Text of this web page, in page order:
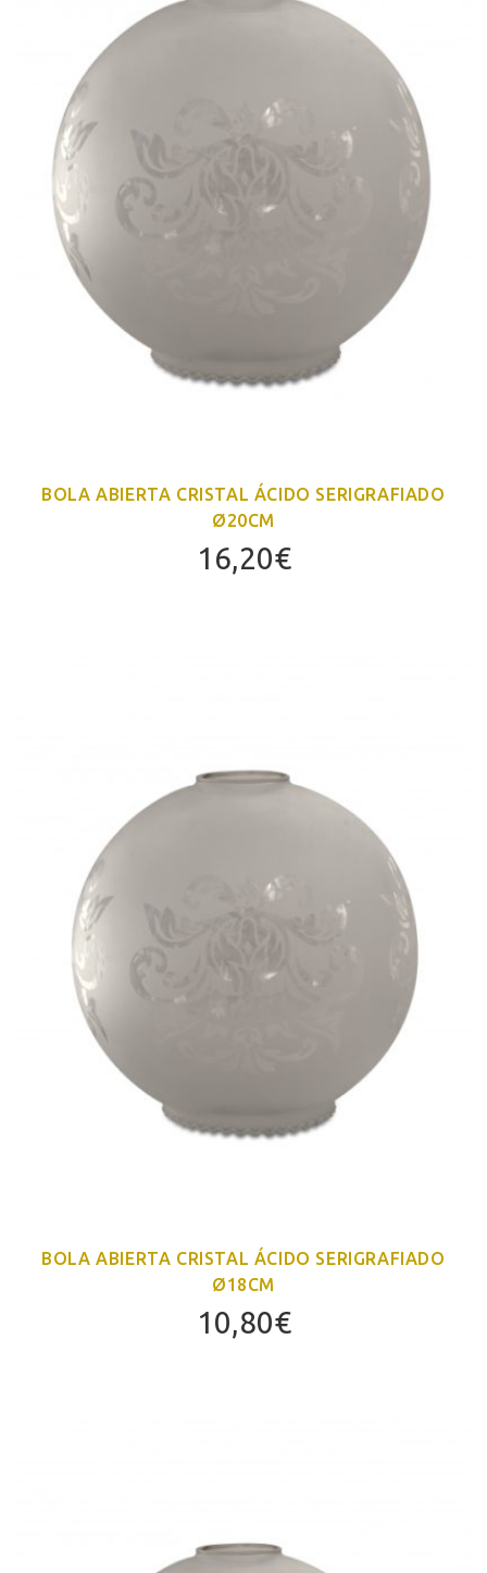
BOLA ABIERTA CRISTAL ÁCIDO SERIGRAFIADO
Ø20CM
16,20€
BOLA ABIERTA CRISTAL ÁCIDO SERIGRAFIADO
Ø18CM
10,80€